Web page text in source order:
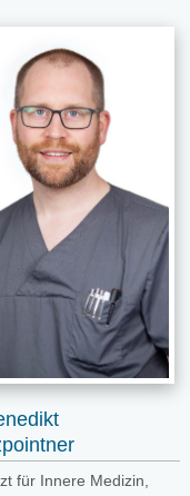
für Innere Medizin,